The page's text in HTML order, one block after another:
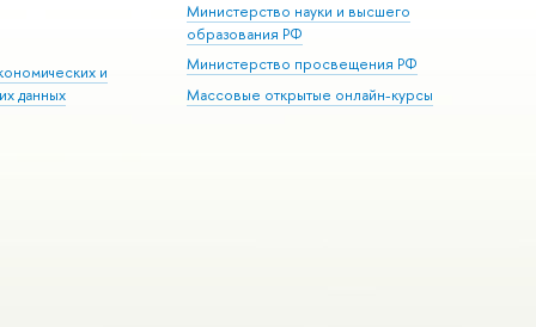
и
данных
Министерство науки и высшего
образования РФ
Министерство просвещения РФ
Массовые открытые онлайн-курсы